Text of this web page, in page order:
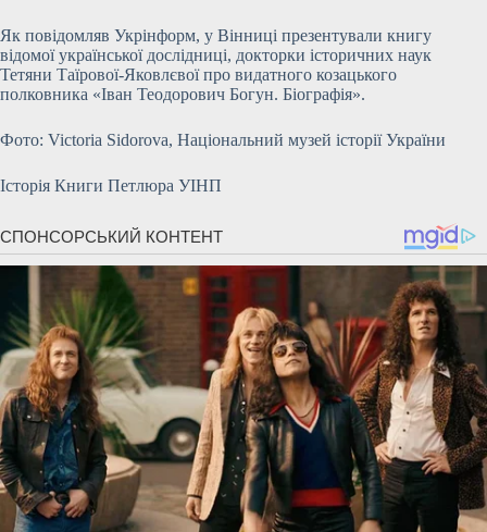
Як повідомляв Укрінформ, у Вінниці презентували книгу
відомої української дослідниці, докторки історичних наук
Тетяни Таїрової-Яковлєвої про видатного козацького
полковника «Іван Теодорович Богун. Біографія».
Фото: Victoria Sidorova, Національний музей історії України
Історія Книги Петлюра УІНП